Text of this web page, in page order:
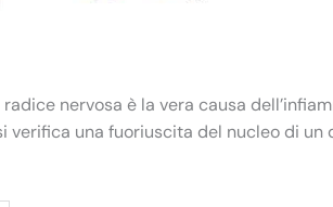
nervosa è la vera causa
verifica una fuoriuscita del nucleo di